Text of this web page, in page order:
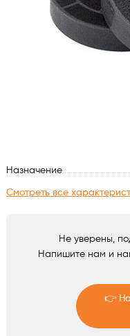
Духовые шкафы
Стиральные
Холодильное
Аксессуары
Назначение
Смотреть все
Не уверены,
Напишите нам и
👉